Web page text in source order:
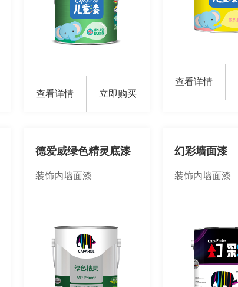
查看详情 立即购买
查看详情
德爱威绿色精灵底漆
装饰内墙面漆
幻彩墙面漆
装饰内墙面漆